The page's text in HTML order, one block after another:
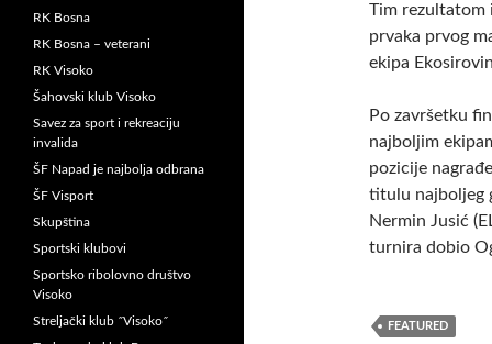
Tim rezultatom
prvaka prvog
ekipa
Po završetku
najboljim
pozicije
titulu najboljeg
Nermin Jusić
turnira dobio
FEATURED
RK Bosna
RK Bosna – veterani
RK Visoko
Šahovski klub Visoko
Savez za sport i rekreaciju
invalida
ŠF Napad je najbolja odbrana
ŠF Visport
Skupština
Sportski klubovi
Sportsko ribolovno društvo
Visoko
Streljački klub ˝Visoko˝